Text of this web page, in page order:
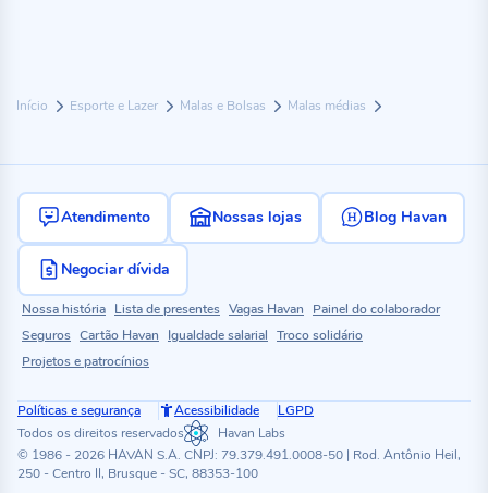
Início Esporte e Lazer Malas e Bolsas Malas médias
Atendimento Nossas lojas Blog Havan
Negociar dívida
Nossa história Lista de presentes Vagas Havan
Painel do colaborador
Seguros Cartão Havan Igualdade salarial Troco solidário
Projetos e patrocínios
Políticas e segurança Acessibilidade
LGPD
Todos os direitos reservados
Havan Labs
© 1986 - 2026 HAVAN S.A. CNPJ: 79.379.491.0008-50 | Rod. Antônio Heil,
250 - Centro II, Brusque - SC, 88353-100